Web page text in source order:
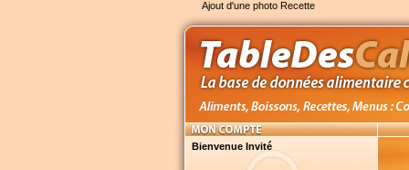
Ajout d'une photo Recette
Bienvenue Invité